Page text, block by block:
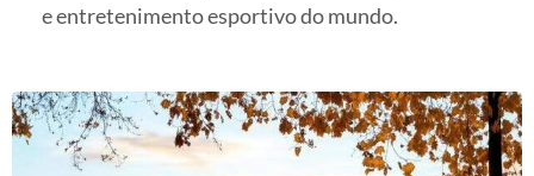
e entretenimento esportivo do mundo.